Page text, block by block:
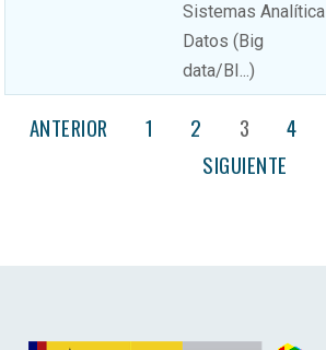
Sistemas Analítica
Datos (Big
data/BI...)
ANTERIOR 1 2 3 4
SIGUIENTE